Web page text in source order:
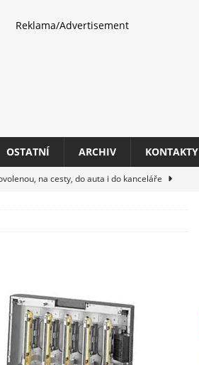
Reklama/Advertisement
OSTATNÍ ARCHIV KONTAKTY
na cesty, do auta i do kanceláře
120 promění vaši kuchyň na italskou